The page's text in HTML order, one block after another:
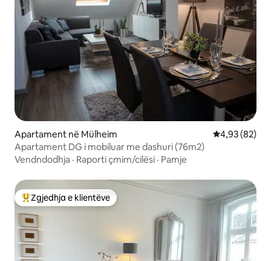
Apartament në Mülheim Vlerësimi
4,93 (82)
Apartament DG i mobiluar me dashuri (76m2)
Vendndodhja · Raporti çmim/cilësi · Pamje
Më të mirat e zgjedhjeve të klientëve
Zgjedhja e klientëve